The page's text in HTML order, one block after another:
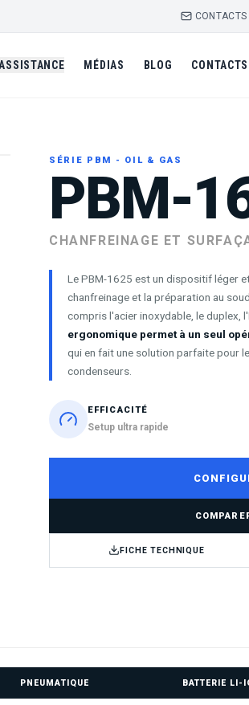
CONTACTS
MÉDIAS BLOG CONTACTS
SÉRIE PBM - OIL & GAS
PBM-
CHANFREINAGE ET
Le PBM-1625 est un dispositif léger
chanfreinage et la préparation au
compris l'acier inoxydable, le duplex,
ergonomique permet à un seul
qui en fait une solution parfaite pour
condenseurs.
EFFICACITÉ
Setup ultra rapide
FICHE TECHNIQUE
PNEUMATIQUE BATTERIE LI-